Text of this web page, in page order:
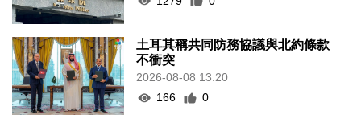
土耳其稱共同防務協議與北約條款
不衝突
2026-08-08 13:20
166
0